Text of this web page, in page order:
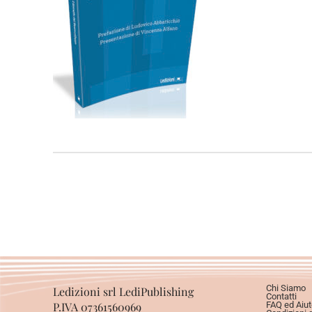
Ledizioni srl LediPublishing
P.IVA 07361560969
Chi Siamo
Contatti
FAQ ed